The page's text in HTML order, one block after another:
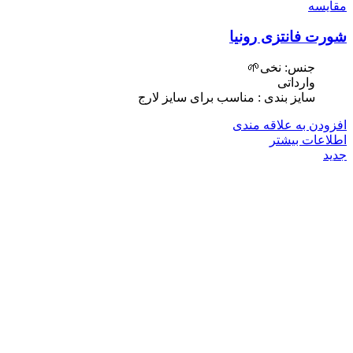
مقایسه
شورت فانتزی رونیا
جنس: نخی🌱
وارداتی
سایز بندی : مناسب برای سایز لارج
افزودن به علاقه مندی
اطلاعات بیشتر
جدید